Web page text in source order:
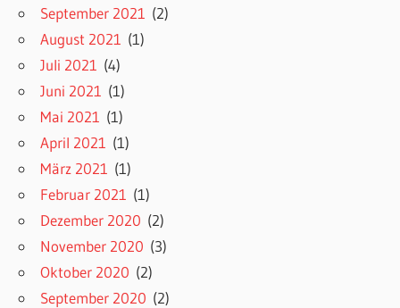
September 2021 (2)
August 2021 (1)
Juli 2021 (4)
Juni 2021 (1)
Mai 2021 (1)
April 2021 (1)
März 2021 (1)
Februar 2021 (1)
Dezember 2020 (2)
November 2020 (3)
Oktober 2020 (2)
September 2020 (2)